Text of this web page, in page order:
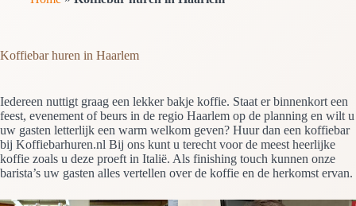
Koffiebar huren in Haarlem
Iedereen nuttigt graag een lekker bakje koffie. Staat er binnenkort een
feest, evenement of beurs in de regio Haarlem op de planning en wilt u
uw gasten letterlijk een warm welkom geven? Huur dan een koffiebar
bij Koffiebarhuren.nl Bij ons kunt u terecht voor de meest heerlijke
koffie zoals u deze proeft in Italië. Als finishing touch kunnen onze
barista’s uw gasten alles vertellen over de koffie en de herkomst ervan.